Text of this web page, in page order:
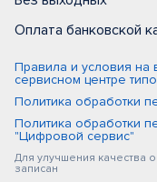
Оплата банковской
Правила и условия на
сервисном центре
Политика обработки
Политика обработки
"Цифровой сервис"
Для улучшения качества
записан